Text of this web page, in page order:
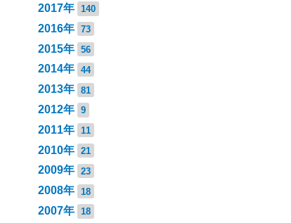
2017年 140
2016年 73
2015年 56
2014年 44
2013年 81
2012年 9
2011年 11
2010年 21
2009年 23
2008年 18
2007年 18